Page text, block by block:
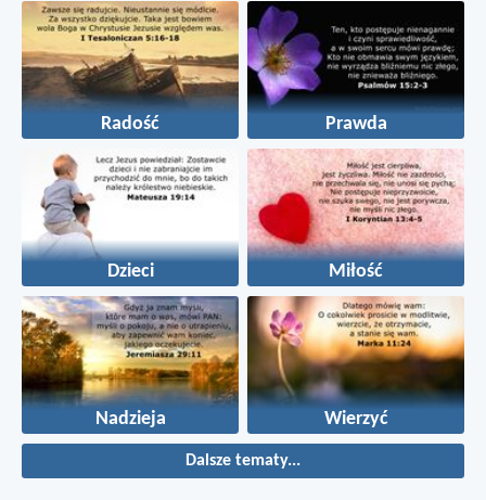
Radość Prawda
Dzieci Miłość
Nadzieja Wierzyć
Dalsze tematy...